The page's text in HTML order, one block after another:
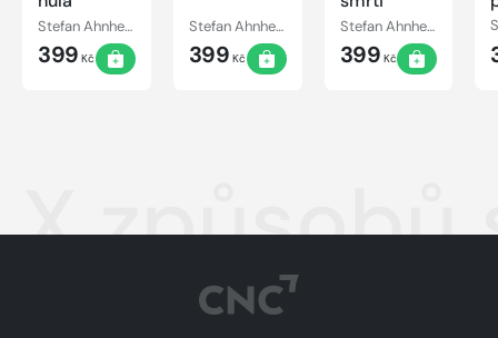
Stefan Ahnhem
399 Kč
Stefan Ahnhem
399 Kč
Stefan Ahnhem
399 Kč
X způsobů